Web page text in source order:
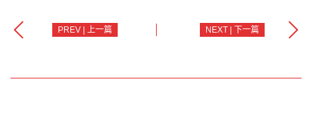
PREV | 上一篇 NEXT | 下一篇